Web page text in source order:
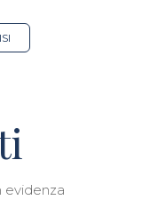
evidenza